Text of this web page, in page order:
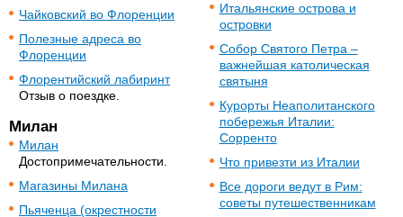
Чайковский во Флоренции
Полезные адреса во
Флоренции
Флорентийский лабиринт
Отзыв о поездке.
Милан
Милан
Достопримечательности.
Магазины Милана
Пьяченца (окрестности
Итальянские острова и
островки
Собор Святого Петра –
важнейшая католическая
святыня
Курорты Неаполитанского
побережья Италии:
Сорренто
Что привезти из Италии
Все дороги ведут в Рим:
советы путешественникам